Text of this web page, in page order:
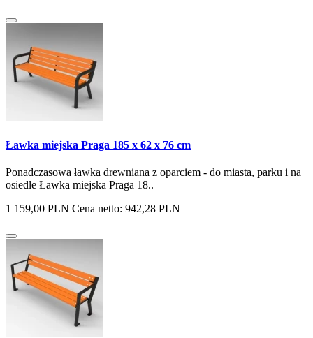
Ławka miejska Praga 185 x 62 x 76 cm
Ponadczasowa ławka drewniana z oparciem - do miasta, parku i na
osiedle Ławka miejska Praga 18..
1 159,00 PLN Cena netto: 942,28 PLN